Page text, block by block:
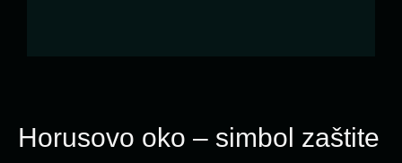
Horusovo oko – simbol zaštite